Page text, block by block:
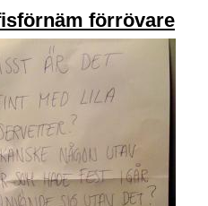
förrövare